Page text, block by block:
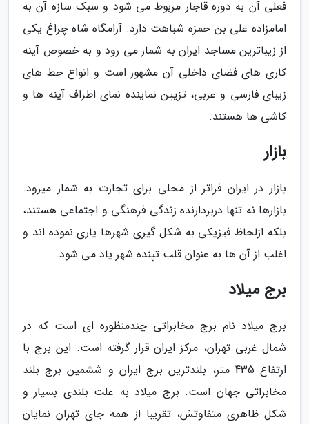
فعلی آن به دوره قاجار مربوط می شود و سبک سازه آن به
امامزاده علی بن حمزه شباهت دارد. آرامگاه شاه چراغ یکی
از زیباترین مساجد ایران به شمار می رود و به خصوص آینه
کاری های فضای داخلی آن مشهور است و انواع خط های
زیبای فارسی و عربی، تزیین نماینده نمای اطراف آینه ها و
کاشی ها هستند.
بازار
بازار در ایران فراتر از محلی برای تجارت به شمار میرود.
بازارها نه تنها دربردارنده زندگی فرهنگی و اجتماعی هستند،
بلکه ازلحاظ فیزیکی به شکل گیری شهرها یاری نموده اند و
اغلب از آن ها به عنوان قلب تپنده شهر یاد می شود.
برج میلاد
برج میلاد نام برج مخابراتی چندمنظوره ای است که در
شمال غربی تهران، مرکز ایران قرار گرفته است. این برج با
ارتفاع 435 متر، بلندترین برج ایران و ششمین برج بلند
مخابراتی جهان است. برج میلاد به علت بلندی بسیار و
شکل ظاهری متفاوتش، تقریبا از همه جای تهران نمایان